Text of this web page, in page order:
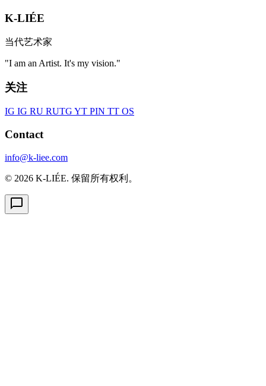
K-LIÉE
当代艺术家
"I am an Artist. It's my vision."
关注
IG IG RU RUTG YT PIN TT OS
Contact
info@k-liee.com
© 2026 K-LIÉE. 保留所有权利。